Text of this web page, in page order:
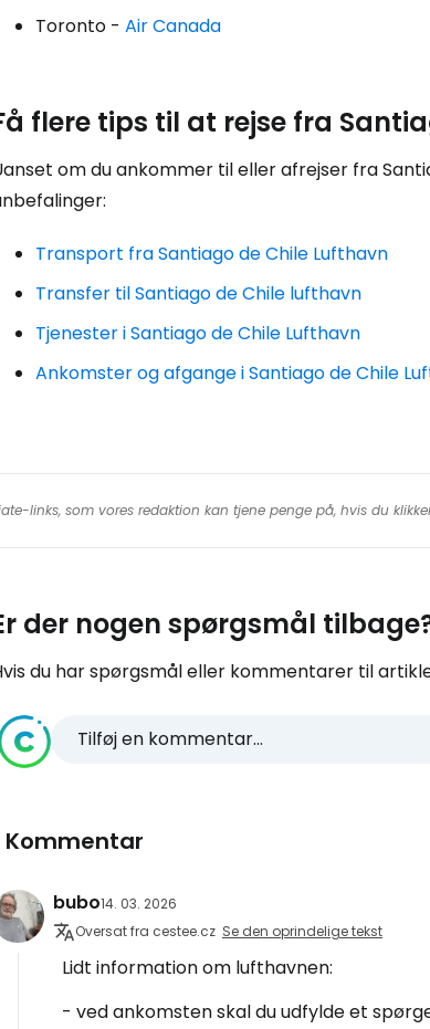
Toronto - Air Canada
flere tips til at rejse fra
om du ankommer til eller afrejser fra
Transport fra Santiago de Chile Lufthavn
Transfer til Santiago de Chile lufthavn
Tjenester i Santiago de Chile Lufthavn
Ankomster og afgange i Santiago de Chile
links, som vores redaktion kan tjene penge på, hvis du
der nogen spørgsmål
du har spørgsmål eller kommentarer til
Tilføj en kommentar...
Kommentar
bubo14. 03. 2026
Oversat fra cestee.cz Se den oprindelige tekst
Lidt information om lufthavnen:
- ved ankomsten skal du udfylde et